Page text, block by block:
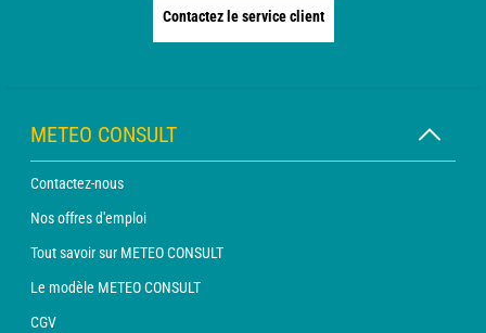
Contactez le service client
METEO CONSULT
Contactez-nous
Nos offres d'emploi
Tout savoir sur METEO CONSULT
Le modèle METEO CONSULT
CGV